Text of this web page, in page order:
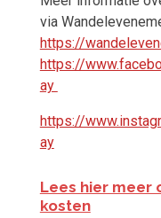
via
https://
https://
ay
https://
ay
Lees hier meer
kosten